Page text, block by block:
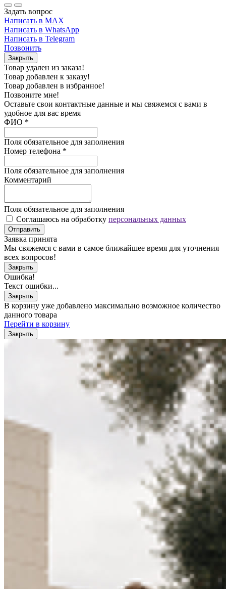
Задать вопрос
Написать в MAX
Написать в WhatsApp
Написать в Telegram
Позвонить
Закрыть
Товар удален из заказа!
Товар добавлен к заказу!
Товар добавлен в избранное!
Позвоните мне!
Оставьте свои контактные данные и мы свяжемся с вами в
удобное для вас время
ФИО *
Поля обязательное для заполнения
Номер телефона *
Поля обязательное для заполнения
Комментарий
Поля обязательное для заполнения
Соглашаюсь на обработку персональных данных
Отправить
Заявка принята
Мы свяжемся с вами в самое ближайшее время для уточнения
всех вопросов!
Закрыть
Ошибка!
Текст ошибки...
Закрыть
В корзину уже добавлено максимально возможное количество
данного товара
Перейти в корзину
Закрыть